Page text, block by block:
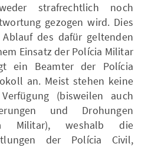
strafrechtlich noch
gezogen wird. Dies
des dafür geltenden
Einsatz der Polícia Militar
ein Beamter der Polícia
an. Meist stehen keine
(bisweilen auch
und Drohungen
Militar), weshalb die
der Polícia Civil,